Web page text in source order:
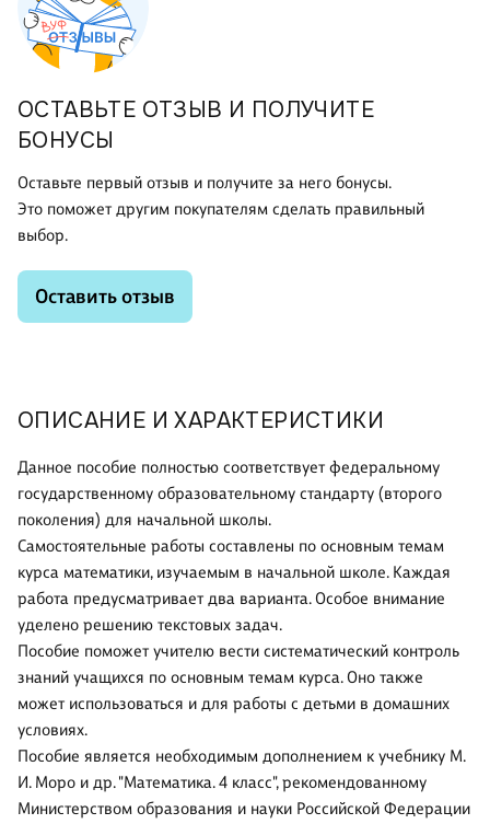
ОПИСАНИЕ И ХАРАКТЕРИСТИКИ
Данное пособие полностью соответствует федеральному
государственному образовательному стандарту (второго
поколения) для начальной школы.
Самостоятельные работы составлены по основным темам
курса математики, изучаемым в начальной школе. Каждая
работа предусматривает два варианта. Особое внимание
уделено решению текстовых задач.
Пособие поможет учителю вести систематический контроль
знаний учащихся по основным темам курса. Оно также
может использоваться и для работы с детьми в домашних
условиях.
Пособие является необходимым дополнением к учебнику М.
И. Моро и др. "Математика. 4 класс", рекомендованному
Министерством образования и науки Российской Федерации
ОСТАВЬТЕ ОТЗЫВ И ПОЛУЧИТЕ
БОНУСЫ
Оставьте первый отзыв и получите за него бонусы.
Это поможет другим покупателям сделать правильный
выбор.
Оставить отзыв